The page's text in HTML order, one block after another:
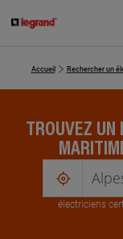
Accueil Rechercher un
TROUVEZ UN
me
localiser
électriciens